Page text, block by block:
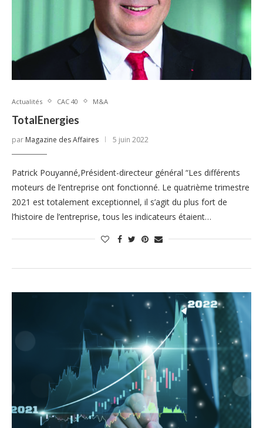
Actualités CAC 40 M&A
TotalEnergies
par Magazine des Affaires 5 juin 2022
Patrick Pouyanné,Président-directeur général “Les différents
moteurs de l’entreprise ont fonctionné. Le quatrième trimestre
2021 est totalement exceptionnel, il s’agit du plus fort de
l’histoire de l’entreprise, tous les indicateurs étaient…